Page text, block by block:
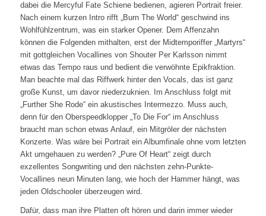
dabei die Mercyful Fate Schiene bedienen, agieren Portrait freier.
Nach einem kurzen Intro rifft „Burn The World“ geschwind ins
Wohlfühlzentrum, was ein starker Opener. Dem Affenzahn
können die Folgenden mithalten, erst der Midtemporiffer „Martyrs“
mit gottgleichen Vocallines von Shouter Per Karlsson nimmt
etwas das Tempo raus und bedient die verwöhnte Epikfraktion.
Man beachte mal das Riffwerk hinter den Vocals, das ist ganz
große Kunst, um davor niederzuknien. Im Anschluss folgt mit
„Further She Rode“ ein akustisches Intermezzo. Muss auch,
denn für den Oberspeedklopper „To Die For“ im Anschluss
braucht man schon etwas Anlauf, ein Mitgröler der nächsten
Konzerte. Was wäre bei Portrait ein Albumfinale ohne vom letzten
Akt umgehauen zu werden? „Pure Of Heart“ zeigt durch
exzellentes Songwriting und den nächsten zehn-Punkte-
Vocallines neun Minuten lang, wie hoch der Hammer hängt, was
jeden Oldschooler überzeugen wird.
Dafür, dass man ihre Platten oft hören und darin immer wieder